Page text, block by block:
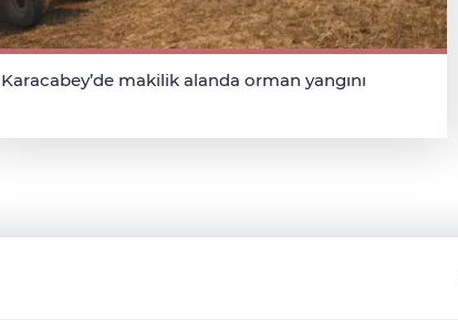
Karacabey’de makilik alanda orman yangını